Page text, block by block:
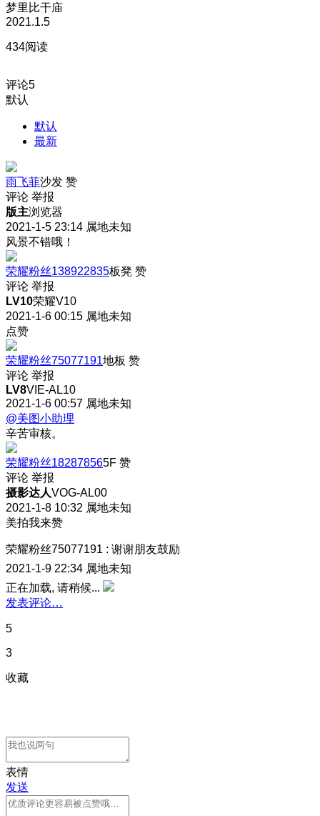
梦里比干庙
2021.1.5
434阅读
评论5
默认
默认
最新
雨飞菲沙发 赞
评论 举报
版主浏览器
2021-1-5 23:14 属地未知
风景不错哦！
荣耀粉丝138922835板凳 赞
评论 举报
LV10荣耀V10
2021-1-6 00:15 属地未知
点赞
荣耀粉丝75077191地板 赞
评论 举报
LV8VIE-AL10
2021-1-6 00:57 属地未知
@美图小助理
辛苦审核。
荣耀粉丝182878565F 赞
评论 举报
摄影达人VOG-AL00
2021-1-8 10:32 属地未知
美拍我来赞
荣耀粉丝75077191 : 谢谢朋友鼓励
2021-1-9 22:34 属地未知
正在加载, 请稍候...
发表评论…
5
3
收藏
表情
发送